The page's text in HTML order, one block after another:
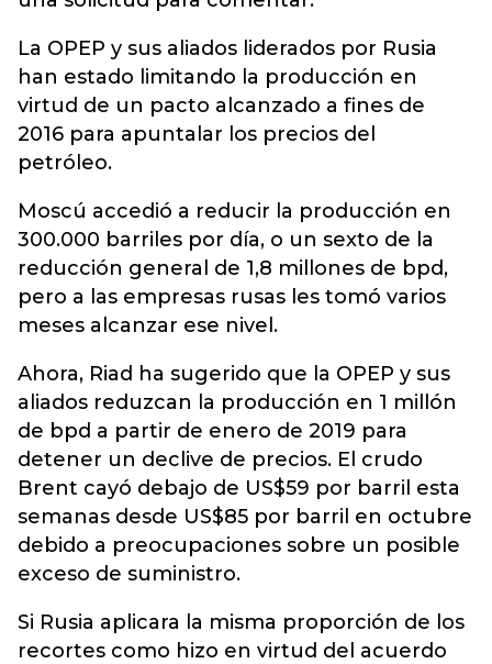
La OPEP y sus aliados liderados por Rusia
han estado limitando la producción en
virtud de un pacto alcanzado a fines de
2016 para apuntalar los precios del
petróleo.
Moscú accedió a reducir la producción en
300.000 barriles por día, o un sexto de la
reducción general de 1,8 millones de bpd,
pero a las empresas rusas les tomó varios
meses alcanzar ese nivel.
Ahora, Riad ha sugerido que la OPEP y sus
aliados reduzcan la producción en 1 millón
de bpd a partir de enero de 2019 para
detener un declive de precios. El crudo
Brent cayó debajo de US$59 por barril esta
semanas desde US$85 por barril en octubre
debido a preocupaciones sobre un posible
exceso de suministro.
Si Rusia aplicara la misma proporción de los
recortes como hizo en virtud del acuerdo